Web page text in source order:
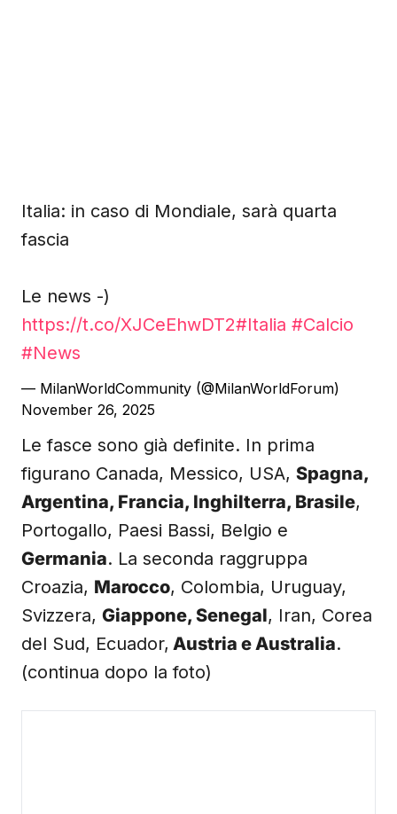
Italia: in caso di Mondiale, sarà quarta
fascia
Le news -)
https://t.co/XJCeEhwDT2#Italia #Calcio
#News
— MilanWorldCommunity (@MilanWorldForum)
November 26, 2025
Le fasce sono già definite. In prima
figurano Canada, Messico, USA, Spagna,
Argentina, Francia, Inghilterra, Brasile,
Portogallo, Paesi Bassi, Belgio e
Germania. La seconda raggruppa
Croazia, Marocco, Colombia, Uruguay,
Svizzera, Giappone, Senegal, Iran, Corea
del Sud, Ecuador, Austria e Australia.
(continua dopo la foto)